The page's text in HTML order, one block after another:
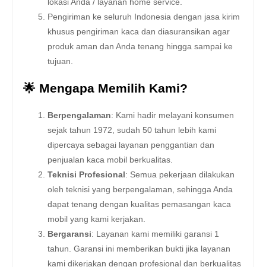
lokasi Anda / layanan home service.
Pengiriman ke seluruh Indonesia dengan jasa kirim
khusus pengiriman kaca dan diasuransikan agar
produk aman dan Anda tenang hingga sampai ke
tujuan.
🌟 Mengapa Memilih Kami?
Berpengalaman: Kami hadir melayani konsumen
sejak tahun 1972, sudah 50 tahun lebih kami
dipercaya sebagai layanan penggantian dan
penjualan kaca mobil berkualitas.
Teknisi Profesional : Semua pekerjaan dilakukan
oleh teknisi yang berpengalaman, sehingga Anda
dapat tenang dengan kualitas pemasangan kaca
mobil yang kami kerjakan.
Bergaransi: Layanan kami memiliki garansi 1
tahun. Garansi ini memberikan bukti jika layanan
kami dikerjakan dengan profesional dan berkualitas